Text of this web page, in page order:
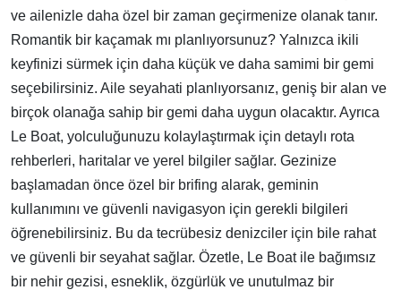
ve ailenizle daha özel bir zaman geçirmenize olanak tanır.
Romantik bir kaçamak mı planlıyorsunuz? Yalnızca ikili
keyfinizi sürmek için daha küçük ve daha samimi bir gemi
seçebilirsiniz. Aile seyahati planlıyorsanız, geniş bir alan ve
birçok olanağa sahip bir gemi daha uygun olacaktır. Ayrıca
Le Boat, yolculuğunuzu kolaylaştırmak için detaylı rota
rehberleri, haritalar ve yerel bilgiler sağlar. Gezinize
başlamadan önce özel bir brifing alarak, geminin
kullanımını ve güvenli navigasyon için gerekli bilgileri
öğrenebilirsiniz. Bu da tecrübesiz denizciler için bile rahat
ve güvenli bir seyahat sağlar. Özetle, Le Boat ile bağımsız
bir nehir gezisi, esneklik, özgürlük ve unutulmaz bir